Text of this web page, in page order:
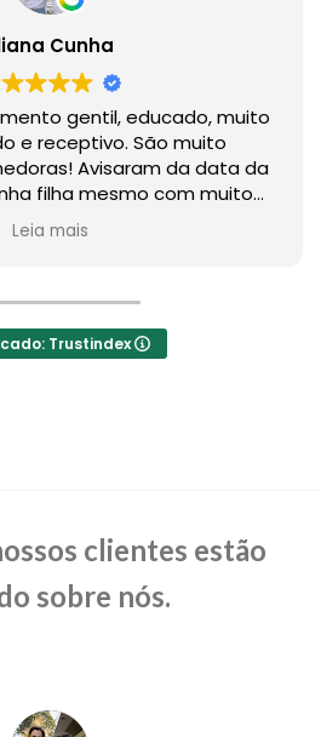
Cunha
gentil, educado, muito
e receptivo. São muito
Avisaram da data da
filha mesmo com muito
último atendimento.
Maravilhosos!
Leia mais
Trustindex
clientes estão
sobre nós.